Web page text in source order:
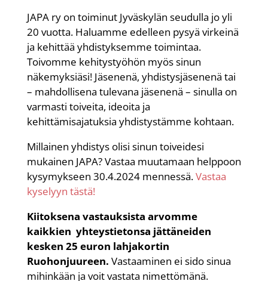
JAPA ry on toiminut Jyväskylän seudulla jo yli
20 vuotta. Haluamme edelleen pysyä virkeinä
ja kehittää yhdistyksemme toimintaa.
Toivomme kehitystyöhön myös sinun
näkemyksiäsi! Jäsenenä, yhdistysjäsenenä tai
– mahdollisena tulevana jäsenenä – sinulla on
varmasti toiveita, ideoita ja
kehittämisajatuksia yhdistystämme kohtaan.
Millainen yhdistys olisi sinun toiveidesi
mukainen JAPA? Vastaa muutamaan helppoon
kysymykseen 30.4.2024 mennessä.Vastaa
kyselyyn tästä!
Kiitoksena vastauksista arvomme
kaikkien yhteystietonsa jättäneiden
kesken 25 euron lahjakortin
Ruohonjuureen. Vastaaminen ei sido sinua
mihinkään ja voit vastata nimettömänä.